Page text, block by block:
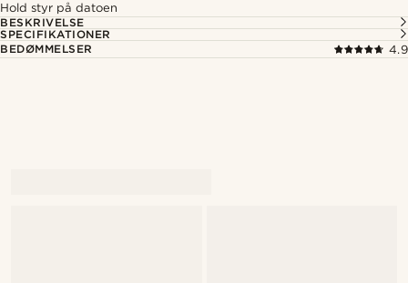
Hold styr på datoen
BESKRIVELSE
SPECIFIKATIONER
BEDØMMELSER
4.9